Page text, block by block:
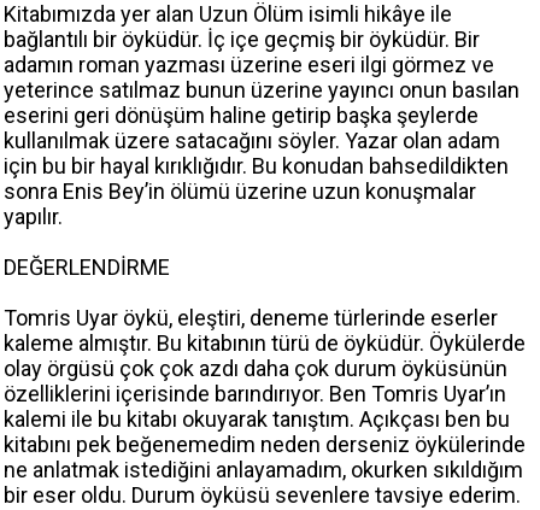
Kitabımızda yer alan Uzun Ölüm isimli hikâye ile
bağlantılı bir öyküdür. İç içe geçmiş bir öyküdür. Bir
adamın roman yazması üzerine eseri ilgi görmez ve
yeterince satılmaz bunun üzerine yayıncı onun basılan
eserini geri dönüşüm haline getirip başka şeylerde
kullanılmak üzere satacağını söyler. Yazar olan adam
için bu bir hayal kırıklığıdır. Bu konudan bahsedildikten
sonra Enis Bey’in ölümü üzerine uzun konuşmalar
yapılır.
DEĞERLENDİRME
Tomris Uyar öykü, eleştiri, deneme türlerinde eserler
kaleme almıştır. Bu kitabının türü de öyküdür. Öykülerde
olay örgüsü çok çok azdı daha çok durum öyküsünün
özelliklerini içerisinde barındırıyor. Ben Tomris Uyar’ın
kalemi ile bu kitabı okuyarak tanıştım. Açıkçası ben bu
kitabını pek beğenemedim neden derseniz öykülerinde
ne anlatmak istediğini anlayamadım, okurken sıkıldığım
bir eser oldu. Durum öyküsü sevenlere tavsiye ederim.